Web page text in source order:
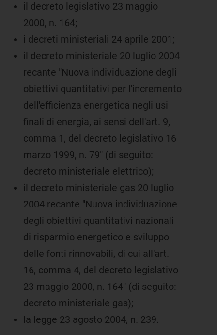
il decreto legislativo 23 maggio
2000, n. 164;
i decreti ministeriali 24 aprile 2001;
il decreto ministeriale 20 luglio 2004
recante "Nuova individuazione degli
obiettivi quantitativi per l'incremento
dell'efficienza energetica negli usi
finali di energia, ai sensi dell'art. 9,
comma 1, del decreto legislativo 16
marzo 1999, n. 79" (di seguito:
decreto ministeriale elettrico);
il decreto ministeriale gas 20 luglio
2004 recante "Nuova individuazione
degli obiettivi quantitativi nazionali
di risparmio energetico e sviluppo
delle fonti rinnovabili, di cui all'art.
16, comma 4, del decreto legislativo
23 maggio 2000, n. 164" (di seguito:
decreto ministeriale gas);
la legge 23 agosto 2004, n. 239.